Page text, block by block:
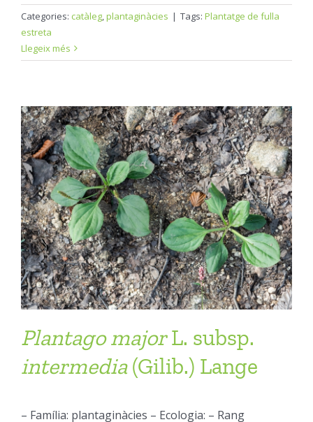
Categories: catàleg,plantaginàcies | Tags: Plantatge de fulla
estreta
Llegeix més
Plantago majorL. subsp.
intermedia(Gilib.) Lange
– Família: plantaginàcies – Ecologia: – Rang